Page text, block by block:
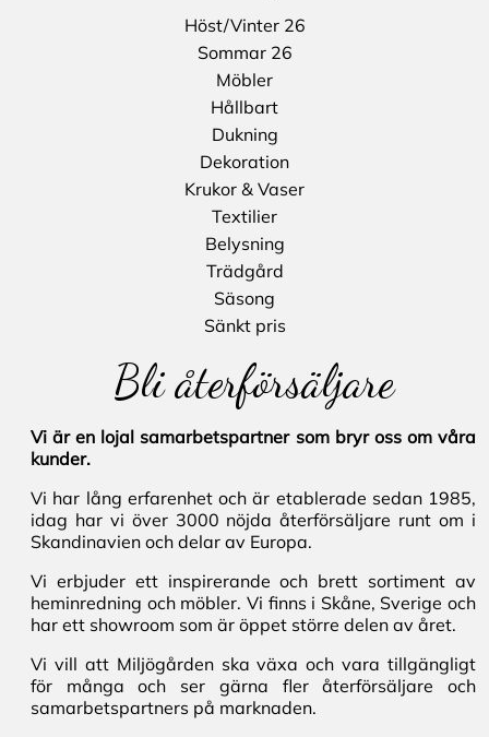
Höst/Vinter 26
Sommar 26
Möbler
Hållbart
Dukning
Dekoration
Krukor & Vaser
Textilier
Belysning
Trädgård
Säsong
Sänkt pris
Bli återförsäljare
Vi är en lojal samarbetspartner som bryr oss om våra
kunder.
Vi har lång erfarenhet och är etablerade sedan 1985,
idag har vi över 3000 nöjda återförsäljare runt om i
Skandinavien och delar av Europa.
Vi erbjuder ett inspirerande och brett sortiment av
heminredning och möbler. Vi finns i Skåne, Sverige och
har ett showroom som är öppet större delen av året.
Vi vill att Miljögården ska växa och vara tillgängligt
för många och ser gärna fler återförsäljare och
samarbetspartners på marknaden.